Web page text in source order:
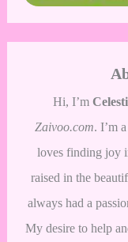
Hi, I’m
Zaivoo.com. I’m
loves finding joy
raised in the
always had a
My desire to help